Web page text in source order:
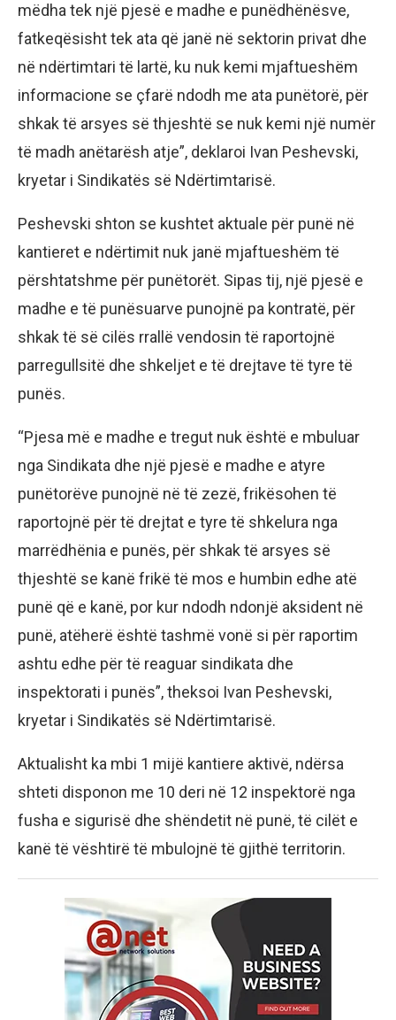
mëdha tek një pjesë e madhe e punëdhënësve,
fatkeqësisht tek ata që janë në sektorin privat dhe
në ndërtimtari të lartë, ku nuk kemi mjaftueshëm
informacione se çfarë ndodh me ata punëtorë, për
shkak të arsyes së thjeshtë se nuk kemi një numër
të madh anëtarësh atje”, deklaroi Ivan Peshevski,
kryetar i Sindikatës së Ndërtimtarisë.
Peshevski shton se kushtet aktuale për punë në
kantieret e ndërtimit nuk janë mjaftueshëm të
përshtatshme për punëtorët. Sipas tij, një pjesë e
madhe e të punësuarve punojnë pa kontratë, për
shkak të së cilës rrallë vendosin të raportojnë
parregullsitë dhe shkeljet e të drejtave të tyre të
punës.
“Pjesa më e madhe e tregut nuk është e mbuluar
nga Sindikata dhe një pjesë e madhe e atyre
punëtorëve punojnë në të zezë, frikësohen të
raportojnë për të drejtat e tyre të shkelura nga
marrëdhënia e punës, për shkak të arsyes së
thjeshtë se kanë frikë të mos e humbin edhe atë
punë që e kanë, por kur ndodh ndonjë aksident në
punë, atëherë është tashmë vonë si për raportim
ashtu edhe për të reaguar sindikata dhe
inspektorati i punës”, theksoi Ivan Peshevski,
kryetar i Sindikatës së Ndërtimtarisë.
Aktualisht ka mbi 1 mijë kantiere aktivë, ndërsa
shteti disponon me 10 deri në 12 inspektorë nga
fusha e sigurisë dhe shëndetit në punë, të cilët e
kanë të vështirë të mbulojnë të gjithë territorin.